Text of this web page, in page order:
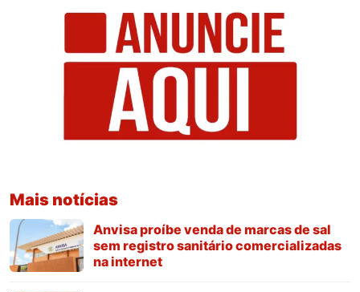
Mais notícias
Anvisa proíbe venda de marcas de sal
sem registro sanitário comercializadas
na internet